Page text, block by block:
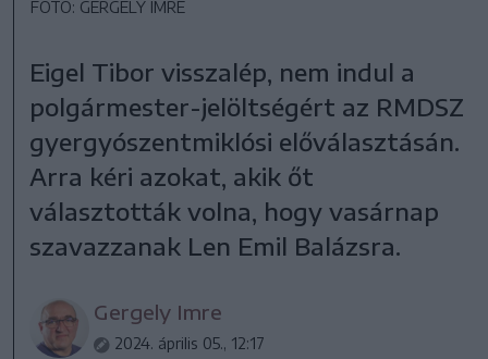
FOTÓ: GERGELY IMRE
Eigel Tibor visszalép, nem indul a
polgármester-jelöltségért az RMDSZ
gyergyószentmiklósi előválasztásán.
Arra kéri azokat, akik őt
választották volna, hogy vasárnap
szavazzanak Len Emil Balázsra.
Gergely Imre
2024. április 05., 12:17